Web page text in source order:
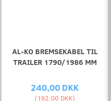
AL-KO BREMSEKABEL TIL
TRAILER 1790/1986 MM
240,00 DKK
(192,00 DKK)